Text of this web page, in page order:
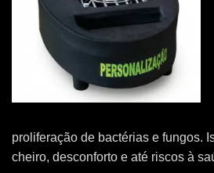
proliferação de bactérias e fungos.
cheiro, desconforto e até riscos à